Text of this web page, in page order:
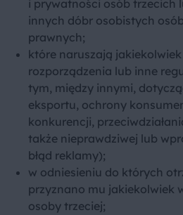
i prywatności osób trzecich
innych dóbr osobistych
prawnych;
które naruszają
rozporządzenia lub inne
tym, między innymi,
eksportu, ochrony
konkurencji,
także nieprawdziwej lub
błąd reklamy);
w odniesieniu do których
przyznano mu jakiekolwiek
osoby trzeciej;